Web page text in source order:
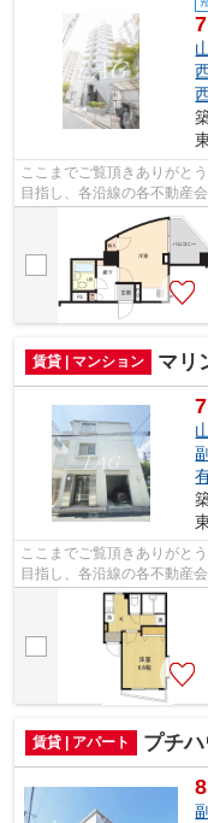
ここまでご覧頂きありがと
目指し、各沿線の各不動産
様へ提供しております！最
賃貸 | マンション マリ
ここまでご覧頂きありがと
目指し、各沿線の各不動産
様へ提供しております！最新
賃貸 | アパート プチ